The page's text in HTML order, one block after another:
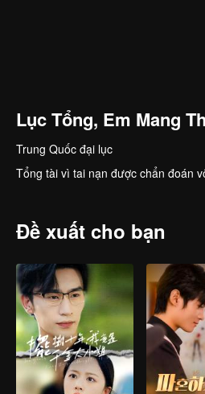
Lục Tổng, Em Mang
Trung Quốc đại lục
Tổng tài vì tai nạn được chẩn đoán
Đề xuất cho bạn